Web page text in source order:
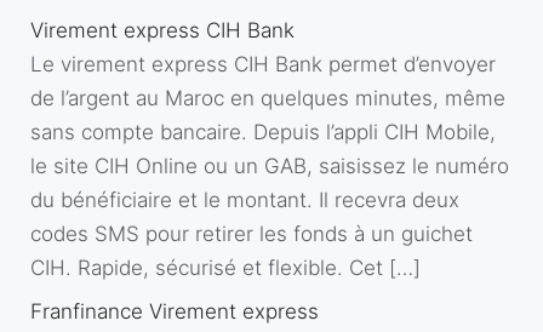
Virement express CIH Bank
Le virement express CIH Bank permet d’envoyer
de l’argent au Maroc en quelques minutes, même
sans compte bancaire. Depuis l’appli CIH Mobile,
le site CIH Online ou un GAB, saisissez le numéro
du bénéficiaire et le montant. Il recevra deux
codes SMS pour retirer les fonds à un guichet
CIH. Rapide, sécurisé et flexible. Cet […]
Franfinance Virement express